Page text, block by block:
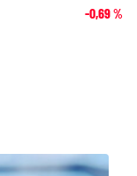
-0,69%